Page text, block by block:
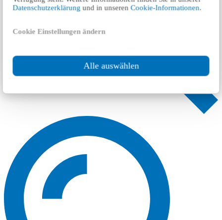
Datenschutzerklärung und in unserenCookie-Informationen.
Cookie Einstellungen ändern
Alle auswählen